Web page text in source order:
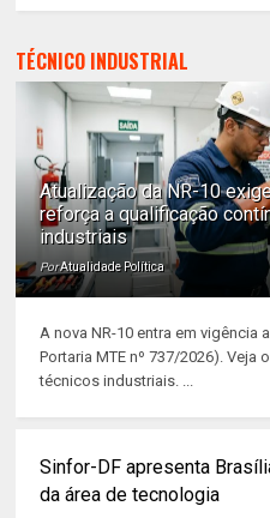
TÉCNICO INDUSTRIAL
Atualização da NR-10
reforça a qualificação
industriais
PorAtualidade Política
A nova NR-10 entra em vigência
Portaria MTE nº 737/2026).
técnicos industriais. ...
Sinfor-DF apresenta
da área de tecnologia